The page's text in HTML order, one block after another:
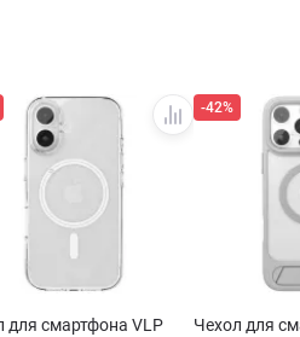
для смартфона VLP
-42%
Чехол для